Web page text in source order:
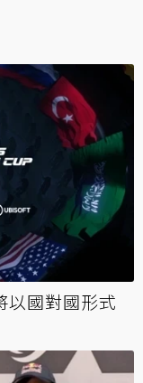
以國對國形式